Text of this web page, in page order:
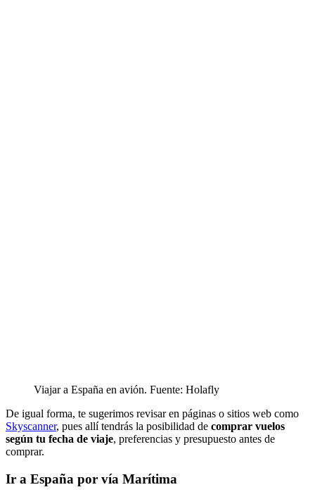
Viajar a España en avión. Fuente: Holafly
De igual forma, te sugerimos revisar en páginas o sitios web como
Skyscanner, pues allí tendrás la posibilidad de comprar vuelos
según tu fecha de viaje, preferencias y presupuesto antes de
comprar.
Ir a España por vía Marítima